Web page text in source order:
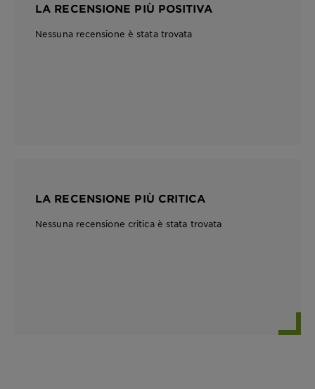
LA RECENSIONE PIÙ POSITIVA
Nessuna recensione è stata trovata
LA RECENSIONE PIÙ CRITICA
Nessuna recensione critica è stata trovata